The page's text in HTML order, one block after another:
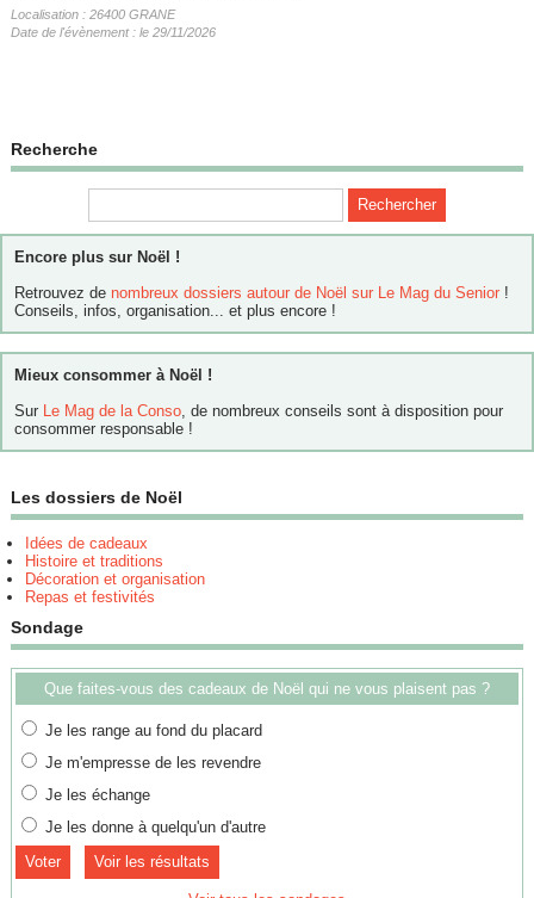
Localisation : 26400 GRANE
Date de l'évènement : le 29/11/2026
Recherche
Encore plus sur Noël !
Retrouvez de nombreux dossiers autour de Noël sur Le Mag du Senior !
Conseils, infos, organisation... et plus encore !
Mieux consommer à Noël !
Sur Le Mag de la Conso, de nombreux conseils sont à disposition pour
consommer responsable !
Les dossiers de Noël
Idées de cadeaux
Histoire et traditions
Décoration et organisation
Repas et festivités
Sondage
Que faites-vous des cadeaux de Noël qui ne vous plaisent pas ?
Je les range au fond du placard
Je m'empresse de les revendre
Je les échange
Je les donne à quelqu'un d'autre
Voir les résultats